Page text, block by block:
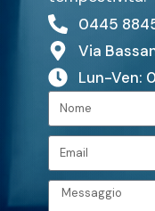
0445
Via
Lun-Ven: